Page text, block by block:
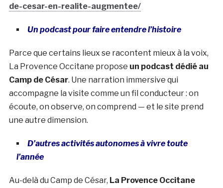
de-cesar-en-realite-augmentee/
Un podcast pour faire entendre l’histoire
Parce que certains lieux se racontent mieux à la voix,
La Provence Occitane propose un podcast dédié au
Camp de César. Une narration immersive qui
accompagne la visite comme un fil conducteur : on
écoute, on observe, on comprend — et le site prend
une autre dimension.
D’autres activités autonomes à vivre toute
l’année
Au-delà du Camp de César, La Provence Occitane